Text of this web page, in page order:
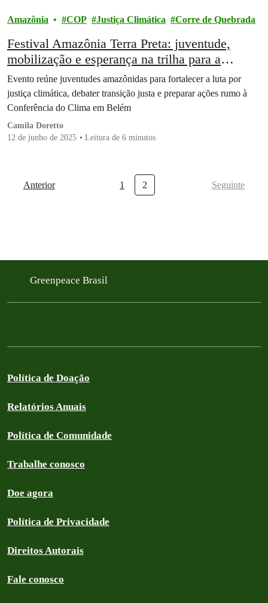
Amazônia COP Justiça Climática Corre de Quebrada
Festival Amazônia Terra Preta: juventude,
mobilização e esperança na trilha para a
COP30
Evento reúne juventudes amazônidas para fortalecer a luta por
justiça climática, debater transição justa e preparar ações rumo à
Conferência do Clima em Belém
Camila Doretto
12 de junho de 2025
Leitura de 6 minutos
Anterior 1 2 Seguinte
Greenpeace Brasil
Política de Doação
Relatórios Anuais
Política de Comunidade
Trabalhe conosco
Doe agora
Política de Privacidade
Direitos Autorais
Fale conosco